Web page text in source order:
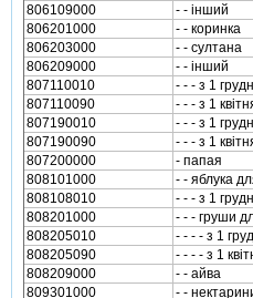
806109000
- - iнший
806201000
- - коринка
806203000
- - султана
806209000
- - iнший
807110010
- - - з 1
807110090
- - - з 1
807190010
- - - з 1
807190090
- - - з 1
807200000
- папая
808101000
- - яблука
808108010
- - - з 1
808201000
- - - груши
808205010
- - - - з 1
808205090
- - - - з 1
808209000
- - айва
809301000
- -